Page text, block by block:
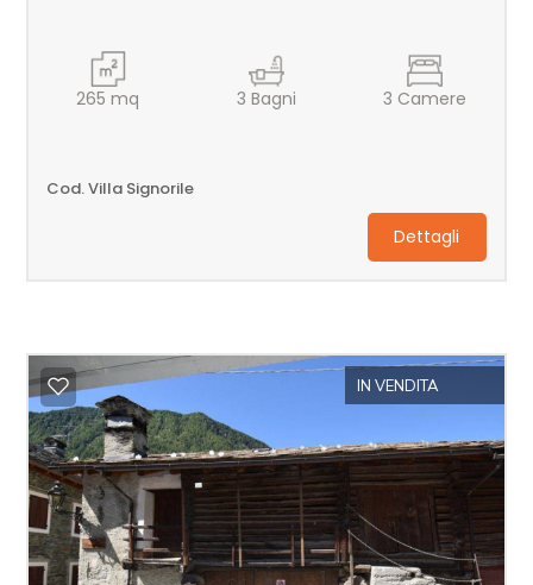
265 mq 3 Bagni 3 Camere
Cod. Villa Signorile
Dettagli
IN VENDITA
opzioni
Posto auto/Box
Balcone/Terrazzo
Ascensore